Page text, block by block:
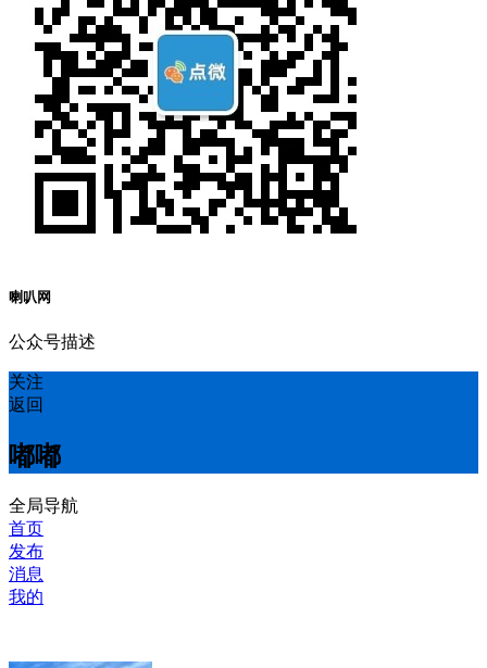
喇叭网
公众号描述
关注
返回
嘟嘟
全局导航
首页
发布
消息
我的